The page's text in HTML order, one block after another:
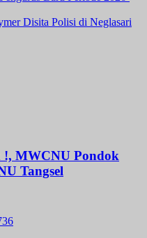
Disita Polisi di Neglasari
MWCNU Pondok
Tangsel